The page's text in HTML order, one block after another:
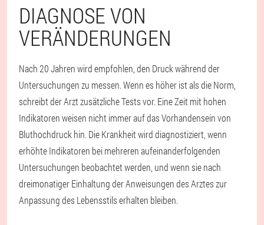
DIAGNOSE VON
VERÄNDERUNGEN
Nach 20 Jahren wird empfohlen, den Druck während der
Untersuchungen zu messen. Wenn es höher ist als die Norm,
schreibt der Arzt zusätzliche Tests vor. Eine Zeit mit hohen
Indikatoren weisen nicht immer auf das Vorhandensein von
Bluthochdruck hin. Die Krankheit wird diagnostiziert, wenn
erhöhte Indikatoren bei mehreren aufeinanderfolgenden
Untersuchungen beobachtet werden, und wenn sie nach
dreimonatiger Einhaltung der Anweisungen des Arztes zur
Anpassung des Lebensstils erhalten bleiben.